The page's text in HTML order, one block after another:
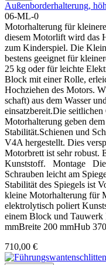
Außenborderhalterung,
06-ML-0
Motorhalterung für
diesem Motorlift wird das
zum Kinderspiel. Die
bestens geeignet für
25 kg oder für leichte
Block mit einer Rolle,
Hochziehen des Motors.
schaft) aus dem Wasser
einsatzbereit.Die
Motorhalterung geben
Stabilität.Schienen und
V4A hergestellt. Dies
Motorbrett ist sehr robust.
Kunststoff. Montage Die
Schrauben leicht am
Stabilität des Spiegels ist
kleine Motorhalterung für
elektrolytisch poliert
einem Block und
mmBreite 200 mmHub
710,00 €